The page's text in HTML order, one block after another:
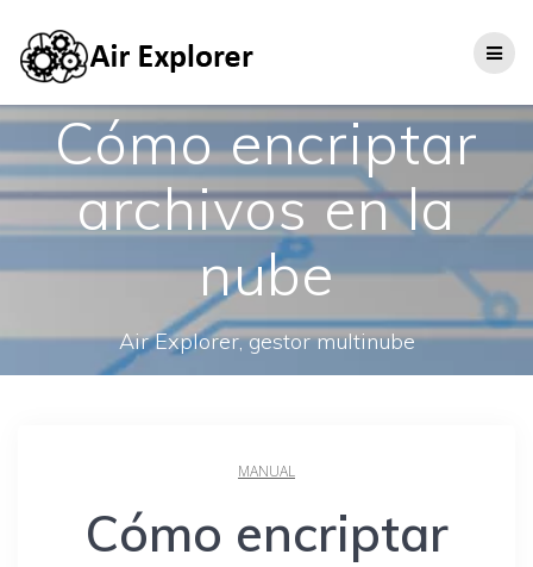
Cómo encriptar
archivos en la
nube
Air Explorer, gestor multinube
MANUAL
Cómo encriptar